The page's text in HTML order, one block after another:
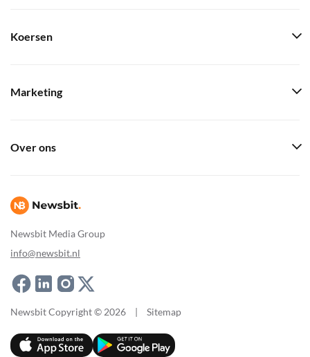
Newsbit Media Group
info@newsbit.nl
Koersen
Marketing
Over ons
Newsbit Copyright © 2026 | Sitemap